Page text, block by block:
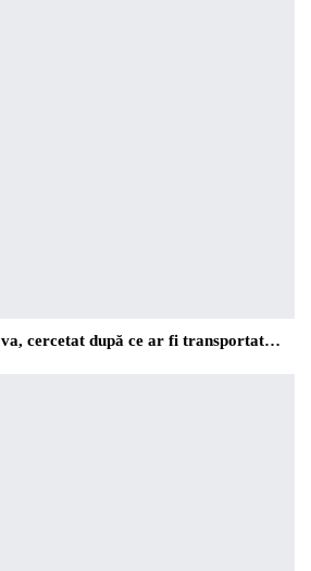
cercetat după ce ar fi transportat…